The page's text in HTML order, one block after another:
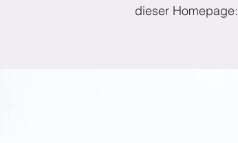
dieser Homepage: